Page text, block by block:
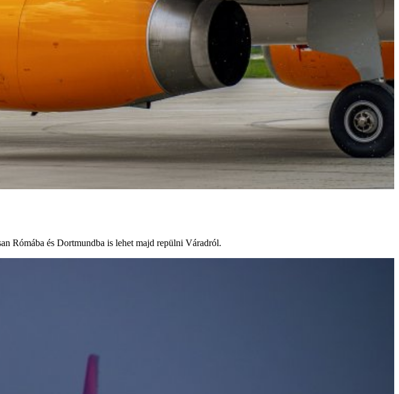
Rómába és Dortmundba is lehet majd repülni Váradról.